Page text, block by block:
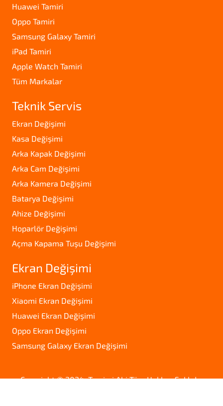
Huawei Tamiri
Oppo Tamiri
Samsung Galaxy Tamiri
iPad Tamiri
Apple Watch Tamiri
Tüm Markalar
Teknik Servis
Ekran Değişimi
Kasa Değişimi
Arka Kapak Değişimi
Arka Cam Değişimi
Arka Kamera Değişimi
Batarya Değişimi
Ahize Değişimi
Hoparlör Değişimi
Açma Kapama Tuşu Değişimi
Ekran Değişimi
iPhone Ekran Değişimi
Xiaomi Ekran Değişimi
Huawei Ekran Değişimi
Oppo Ekran Değişimi
Samsung Galaxy Ekran Değişimi
Copyright © 2024. Tamirci Abi Tüm Hakları Saklıdır.